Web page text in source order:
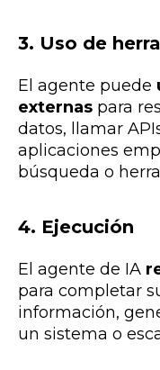
3. Uso de
El agente puede
externas para
datos, llamar
aplicaciones
búsqueda o
4. Ejecución
El agente de IA
para completar
información,
un sistema o